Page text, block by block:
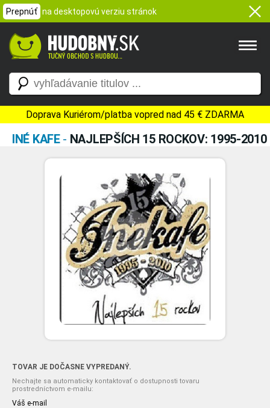
Prepnúť na desktopovú verziu stránok
Doprava Kuriérom/platba vopred nad 45 € ZDARMA
INÉ KAFE- NAJLEPŠÍCH 15 ROCKOV: 1995-2010
TOVAR JE DOČASNE VYPREDANÝ.
Nechajte sa automaticky kontaktovať o dostupnosti tovaru
prostredníctvom e-mailu:
Váš e-mail